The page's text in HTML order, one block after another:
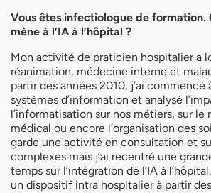
Vous êtes infectiologue de formation.
mène à l’IA à l’hôpital ?
Mon activité de praticien hospitalier a
réanimation, médecine interne et
partir des années 2010, j’ai commencé
systèmes d’information et analysé
l’informatisation sur nos métiers, sur le
médical ou encore l’organisation des
garde une activité en consultation et
complexes mais j’ai recentré une
temps sur l’intégration de l’IA à
un dispositif intra hospitalier à partir